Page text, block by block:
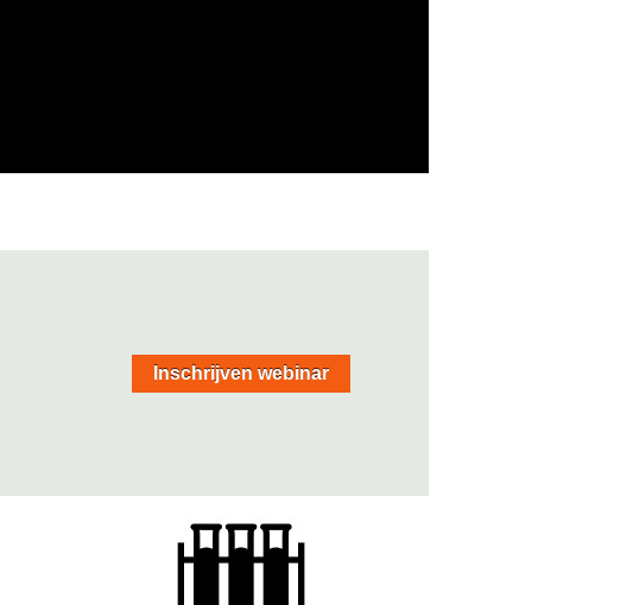
Inschrijven webinar